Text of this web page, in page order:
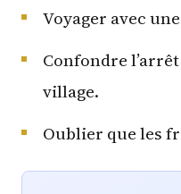
Voyager avec
Confondre
village.
Oublier que les